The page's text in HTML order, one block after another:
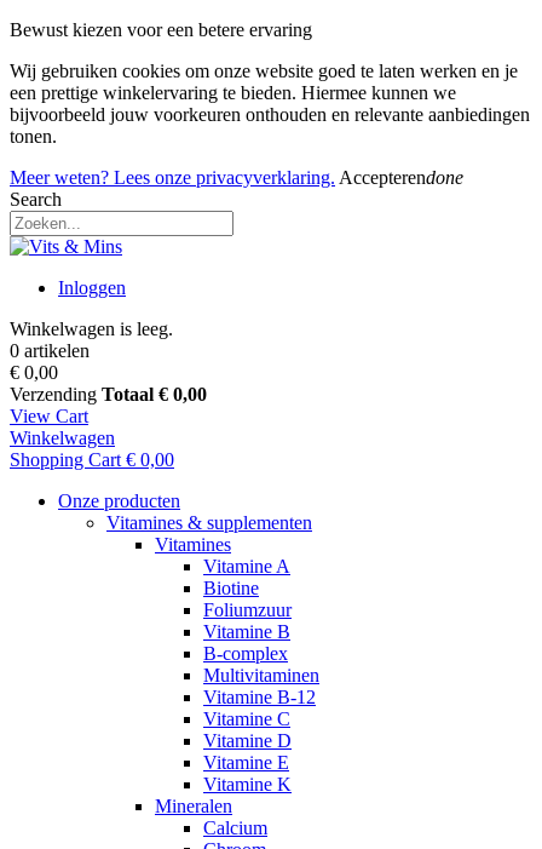
Bewust kiezen voor een betere ervaring
Wij gebruiken cookies om onze website goed te laten werken en je
een prettige winkelervaring te bieden. Hiermee kunnen we
bijvoorbeeld jouw voorkeuren onthouden en relevante aanbiedingen
tonen.
Meer weten? Lees onze privacyverklaring. Accepterendone
Search
Inloggen
Winkelwagen is leeg.
0 artikelen
€ 0,00
Verzending Totaal € 0,00
View Cart
Winkelwagen
Shopping Cart € 0,00
Onze producten
Vitamines & supplementen
Vitamines
Vitamine A
Biotine
Foliumzuur
Vitamine B
B-complex
Multivitaminen
Vitamine B-12
Vitamine C
Vitamine D
Vitamine E
Vitamine K
Mineralen
Calcium